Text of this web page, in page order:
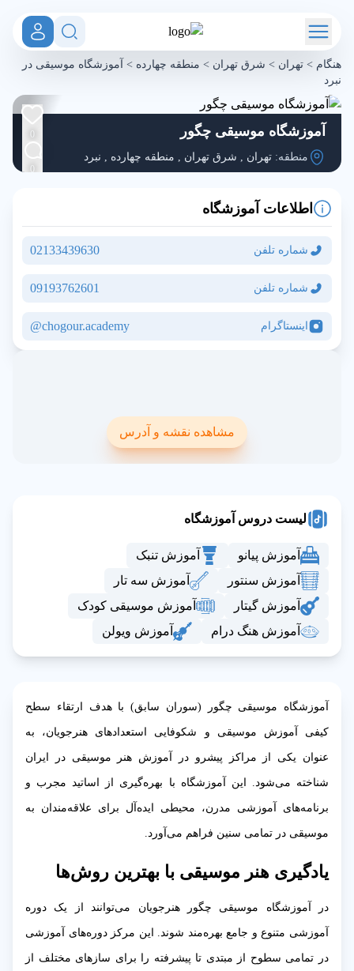
هنگام > تهران > شرق تهران > منطقه چهارده > آموزشگاه موسیقی در
نبرد
آموزشگاه موسیقی چگور
منطقه: تهران , شرق تهران , منطقه چهارده , نبرد
0
0
اطلاعات آموزشگاه
شماره تلفن 02133439630
شماره تلفن 09193762601
اینستاگرام chogour.academy@
مشاهده نقشه و آدرس
لیست دروس آموزشگاه
آموزش پیانو
آموزش تنبک
آموزش سنتور
آموزش سه تار
آموزش گیتار
آموزش موسیقی کودک
آموزش هنگ درام
آموزش ویولن
آموزشگاه موسیقی چگور (سوران سابق) با هدف ارتقاء سطح
کیفی آموزش موسیقی و شکوفایی استعدادهای هنرجویان، به
عنوان یکی از مراکز پیشرو در آموزش هنر موسیقی در ایران
شناخته می‌شود. این آموزشگاه با بهره‌گیری از اساتید مجرب و
برنامه‌های آموزشی مدرن، محیطی ایده‌آل برای علاقه‌مندان به
موسیقی در تمامی سنین فراهم می‌آورد.
یادگیری هنر موسیقی با بهترین روش‌ها
در آموزشگاه موسیقی چگور هنرجویان می‌توانند از یک دوره
آموزشی متنوع و جامع بهره‌مند شوند. این مرکز دوره‌های آموزشی
در تمامی سطوح از مبتدی تا پیشرفته را برای سازهای مختلف از